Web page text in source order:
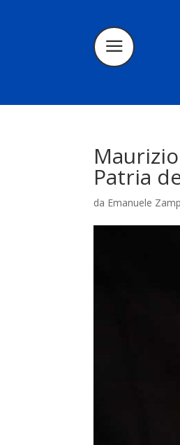
Patria
da Emanuele